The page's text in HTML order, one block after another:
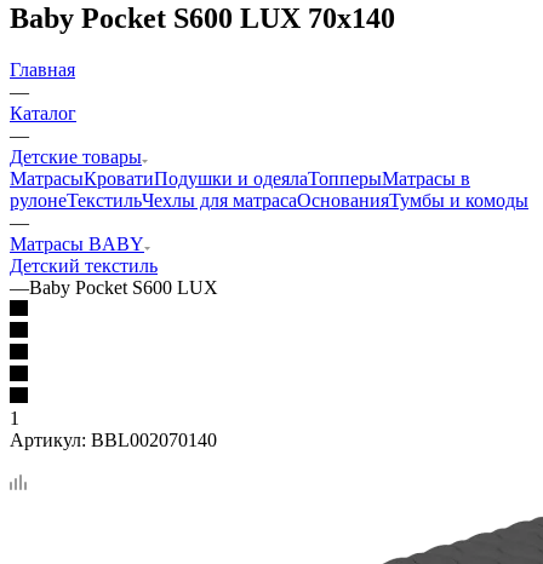
Baby Pocket S600 LUX 70x140
Главная
—
Каталог
—
Детские товары
МатрасыКроватиПодушки и одеялаТопперыМатрасы в
рулонеТекстильЧехлы для матрасаОснованияТумбы и комоды
—
Матрасы BABY
Детский текстиль
—Baby Pocket S600 LUX
1
Артикул: BBL002070140